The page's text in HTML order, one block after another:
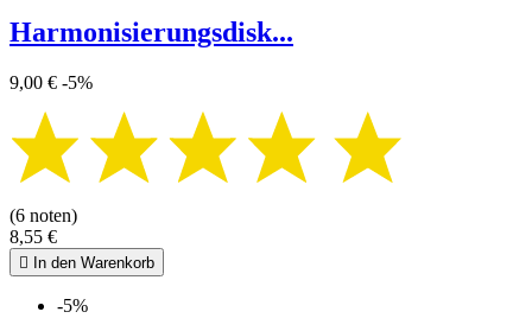
Harmonisierungsdisk...
9,00 € -5%
(6 noten)
8,55 €
 In den Warenkorb
-5%